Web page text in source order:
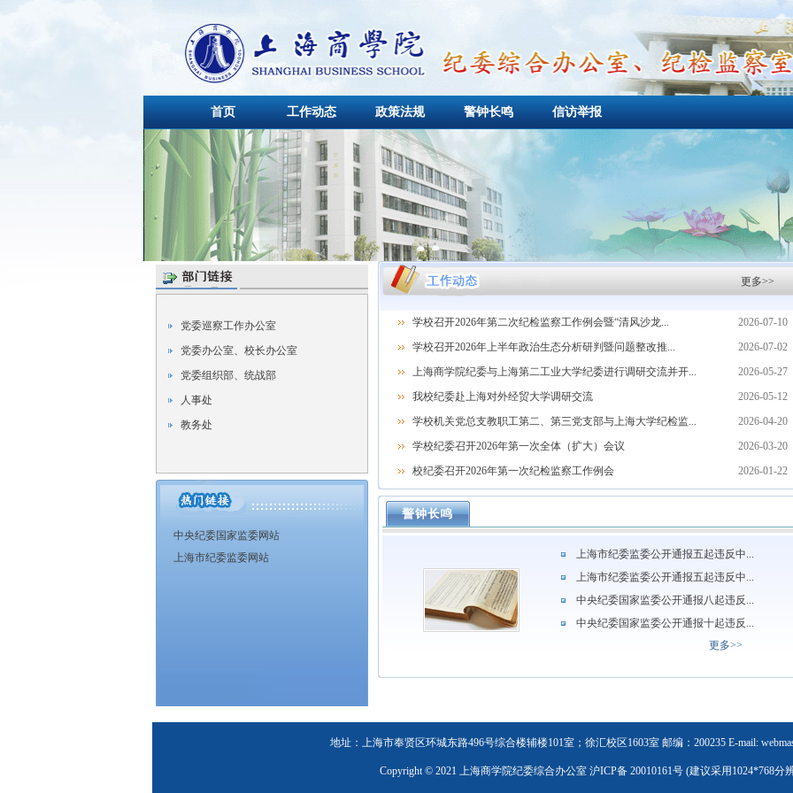
首页 工作动态 政策法规 警钟长鸣 信访举报
党委巡察工作办公室
党委办公室、校长办公室
党委组织部、统战部
人事处
教务处
中央纪委国家监委网站
上海市纪委监委网站
更多>>
学校召开2026年第二次纪检监察工作例会暨“清风沙龙...
2026-07-10
学校召开2026年上半年政治生态分析研判暨问题整改推...
2026-07-02
上海商学院纪委与上海第二工业大学纪委进行调研交流并开...
2026-05-27
我校纪委赴上海对外经贸大学调研交流
2026-05-12
学校机关党总支教职工第二、第三党支部与上海大学纪检监...
2026-04-20
学校纪委召开2026年第一次全体（扩大）会议
2026-03-20
校纪委召开2026年第一次纪检监察工作例会
2026-01-22
上海市纪委监委公开通报五起违反中...
上海市纪委监委公开通报五起违反中...
中央纪委国家监委公开通报八起违反...
中央纪委国家监委公开通报十起违反...
更多>>
地址：上海市奉贤区环城东路496号综合楼辅楼101室；徐汇校区1603室 邮编：200235 E-mail:
Copyright © 2021 上海商学院纪委综合办公室 沪ICP备 20010161号 (建议采用1024*768分